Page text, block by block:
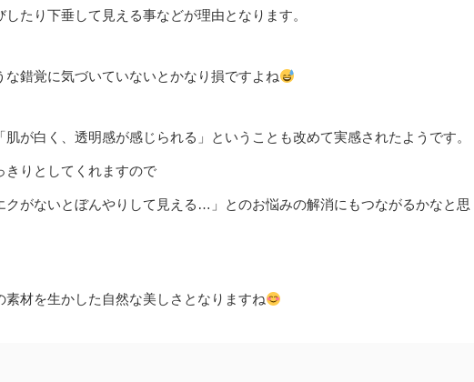
たり下垂して見える事などが理由となります。
錯覚に気づいていないとかなり損ですよね
が白く、透明感が感じられる」ということも改めて実感されたようです。
きりとしてくれますので
クがないとぼんやりして見える…」とのお悩みの解消にもつながるかなと思
材を生かした自然な美しさとなりますね